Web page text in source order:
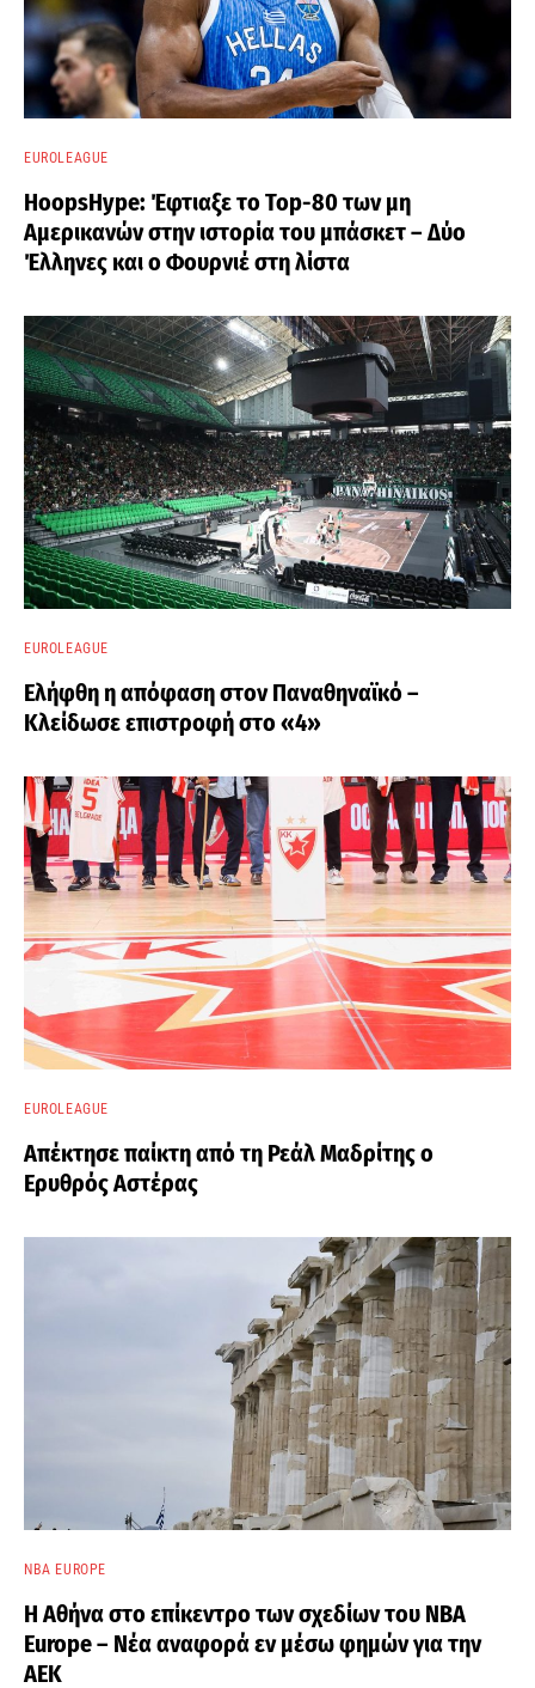
EUROLEAGUE
HoopsHype: Έφτιαξε το Top-80 των μη
Αμερικανών στην ιστορία του μπάσκετ – Δύο
Έλληνες και ο Φουρνιέ στη λίστα
EUROLEAGUE
Ελήφθη η απόφαση στον Παναθηναϊκό –
Κλείδωσε επιστροφή στο «4»
EUROLEAGUE
Απέκτησε παίκτη από τη Ρεάλ Μαδρίτης ο
Ερυθρός Αστέρας
NBA EUROPE
Η Αθήνα στο επίκεντρο των σχεδίων του NBA
Europe – Νέα αναφορά εν μέσω φημών για την
ΑΕΚ